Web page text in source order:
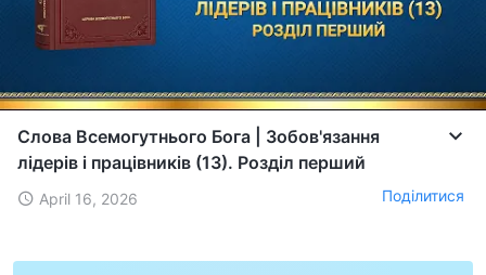
Слова Всемогутнього Бога | Зобов'язання
лідерів і працівників (13). Розділ перший
April 16, 2026 Поділитися